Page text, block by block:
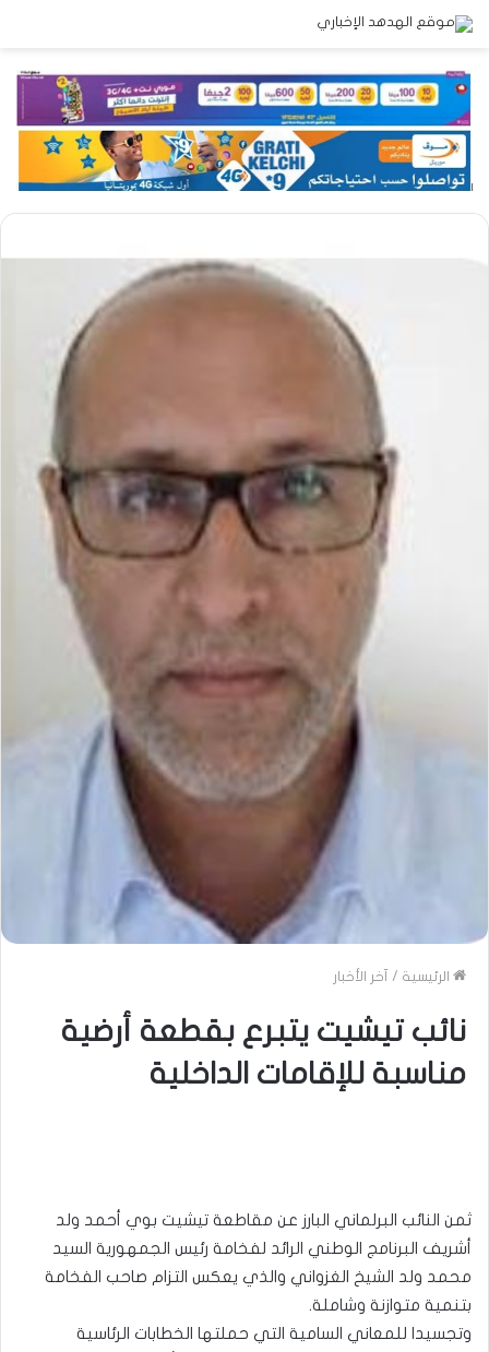
الرئيسية / آخر الأخبار
نائب تيشيت يتبرع بقطعة أرضية
مناسبة للإقامات الداخلية
ثمن النائب البرلماني البارز عن مقاطعة تيشيت بوي أحمد ولد
أشريف البرنامج الوطني الرائد لفخامة رئيس الجمهورية السيد
محمد ولد الشيخ الغزواني والذي يعكس التزام صاحب الفخامة
بتنمية متوازنة وشاملة.
وتجسيدا للمعاني السامية التي حملتها الخطابات الرئاسية